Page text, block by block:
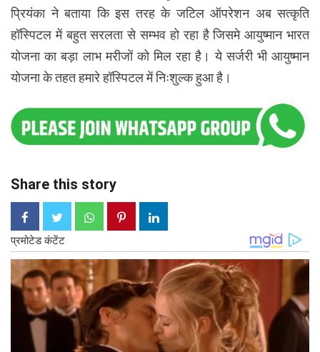
प्रियंका ने बताया कि इस तरह के जटिल ऑपरेशन अब सत्कृति
हॉस्पिटल में बहुत सरलता से सम्भव हो रहा है जिसमे आयुष्मान भारत
योजना का बड़ा लाभ मरीजों को मिल रहा है। ये सर्जरी भी आयुष्मान
योजना के तहत हमारे हॉस्पिटल में निःशुल्क हुआ है।
Share this story